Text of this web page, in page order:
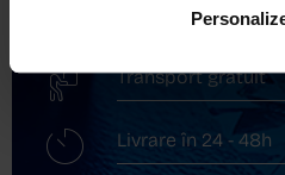
Livrare în cutie
Transport gratuit
Livrare în 24 - 48h